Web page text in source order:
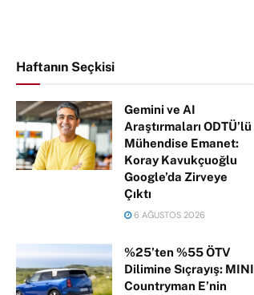
Haftanın Seçkisi
Gemini ve AI
Araştırmaları ODTÜ’lü
Mühendise Emanet:
Koray Kavukçuoğlu
Google’da Zirveye
Çıktı
6 AĞUSTOS 2026
%25’ten %55 ÖTV
Dilimine Sıçrayış: MINI
Countryman E’nin